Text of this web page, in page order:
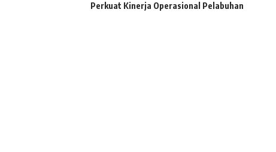
Perkuat Kinerja Operasional Pelabuhan